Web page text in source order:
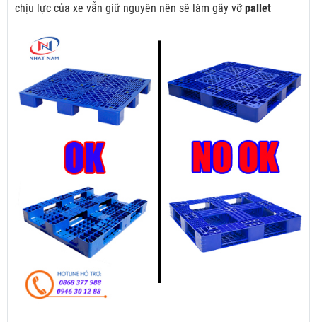
chịu lực của xe vẫn giữ nguyên nên sẽ làm gãy vỡ pallet